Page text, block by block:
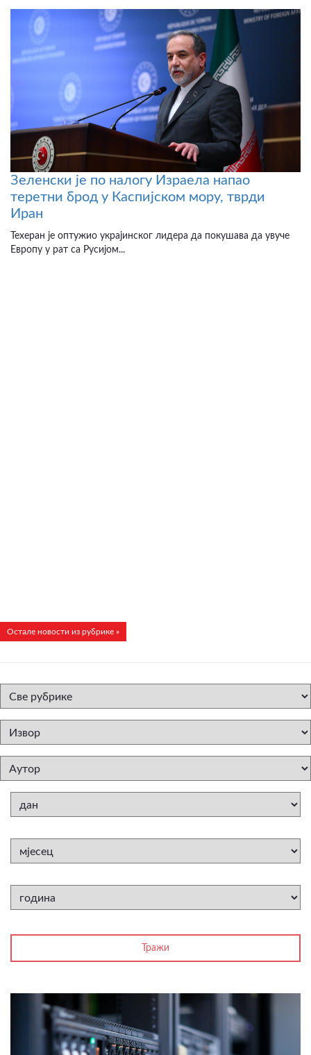
Зеленски је по налогу Израела напао
теретни брод у Каспијском мору, тврди
Иран
Техеран је оптужио украјинског лидера да покушава да увуче
Европу у рат са Русијом...
Остале новости из рубрике »